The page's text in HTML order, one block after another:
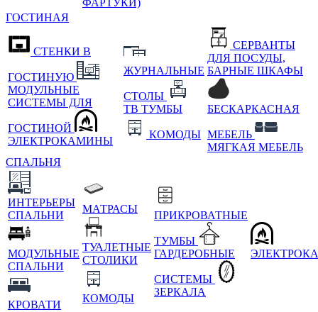
ФАРТУКИ)
ГОСТИНАЯ
СТЕНКИ В
ГОСТИНУЮ
МОДУЛЬНЫЕ
СИСТЕМЫ ДЛЯ
ГОСТИНОЙ
ЭЛЕКТРОКАМИНЫ
ЖУРНАЛЬНЫЕ
СТОЛЫ
ТВ ТУМБЫ
КОМОДЫ
СЕРВАНТЫ
ДЛЯ ПОСУДЫ,
БАРНЫЕ ШКАФЫ
БЕСКАРКАСНАЯ
МЕБЕЛЬ
МЯГКАЯ МЕБЕЛЬ
СПАЛЬНЯ
ИНТЕРЬЕРЫ
СПАЛЬНИ
МОДУЛЬНЫЕ
СПАЛЬНИ
КРОВАТИ
МАТРАСЫ
ТУАЛЕТНЫЕ
СТОЛИКИ
КОМОДЫ
ПРИКРОВАТНЫЕ
ТУМБЫ
ГАРДЕРОБНЫЕ
СИСТЕМЫ
ЗЕРКАЛА